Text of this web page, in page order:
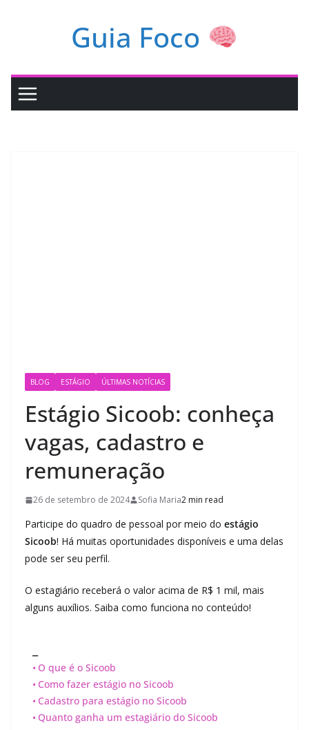
Guia Foco
BLOG ESTÁGIO ÚLTIMAS NOTÍCIAS
Estágio Sicoob: conheça
vagas, cadastro e
remuneração
26 de setembro de 2024 Sofia Maria2 min read
Participe do quadro de pessoal por meio do estágio
Sicoob! Há muitas oportunidades disponíveis e uma delas
pode ser seu perfil.
O estagiário receberá o valor acima de R$ 1 mil, mais
alguns auxílios. Saiba como funciona no conteúdo!
O que é o Sicoob
Como fazer estágio no Sicoob
Cadastro para estágio no Sicoob
Quanto ganha um estagiário do Sicoob